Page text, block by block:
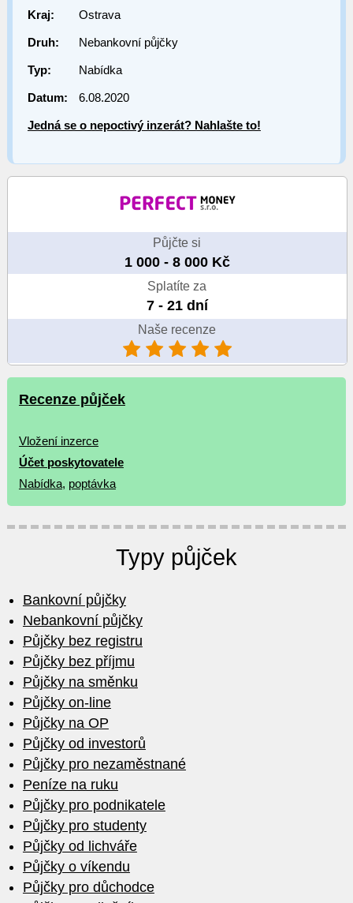
Kraj: Ostrava
Druh: Nebankovní půjčky
Typ: Nabídka
Datum: 6.08.2020
Jedná se o nepoctivý inzerát? Nahlašte to!
Půjčte si
1 000 - 8 000 Kč
Splatíte za
7 - 21 dní
Naše recenze
Recenze půjček
Vložení inzerce
Účet poskytovatele
Nabídka, poptávka
Typy půjček
Bankovní půjčky
Nebankovní půjčky
Půjčky bez registru
Půjčky bez příjmu
Půjčky na směnku
Půjčky on-line
Půjčky na OP
Půjčky od investorů
Půjčky pro nezaměstnané
Peníze na ruku
Půjčky pro podnikatele
Půjčky pro studenty
Půjčky od lichváře
Půjčky o víkendu
Půjčky pro důchodce